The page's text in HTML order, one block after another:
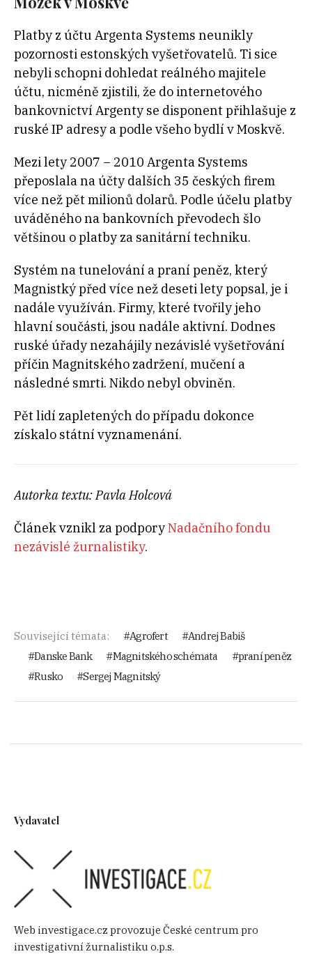
Platby z účtu Argenta Systems neunikly
pozornosti estonských vyšetřovatelů. Ti sice
nebyli schopni dohledat reálného majitele
účtu, nicméně zjistili, že do internetového
bankovnictví Argenty se disponent přihlašuje z
ruské IP adresy a podle všeho bydlí v Moskvě.
Mezi lety 2007 – 2010 Argenta Systems
přeposlala na účty dalších 35 českých firem
více než pět milionů dolarů. Podle účelu platby
uváděného na bankovních převodech šlo
většinou o platby za sanitární techniku.
Systém na tunelování a praní peněz, který
Magnistký před více než deseti lety popsal, je i
nadále využíván. Firmy, které tvořily jeho
hlavní součásti, jsou nadále aktivní. Dodnes
ruské úřady nezahájily nezávislé vyšetřování
příčin Magnitského zadržení, mučení a
následné smrti. Nikdo nebyl obviněn.
Pět lidí zapletených do případu dokonce
získalo státní vyznamenání.
Autorka textu: Pavla Holcová
Článek vznikl za podporyNadačního fondu
nezávislé žurnalistiky.
Související témata: Agrofert
Andrej Babiš
Danske Bank
Magnitského schémata
praní peněz
Rusko
Sergej Magnitský
Vydavatel
Web investigace.cz provozuje České centrum pro
investigativní žurnalistiku o.p.s.